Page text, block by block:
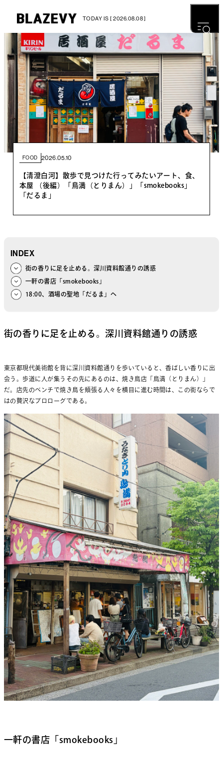
TODAY IS [ 2026.08.08 ]
FOOD 2026.05.10
【清澄白河】散歩で見つけた行ってみたいアート、食、
本屋 （後編）「鳥満（とりまん）」「smokebooks」
「だるま」
INDEX
街の香りに足を止める。深川資料館通りの誘惑
一軒の書店「smokebooks」
18:00、酒場の聖地「だるま」へ
街の香りに足を止める。深川資料館通りの誘惑
東京都現代美術館を背に深川資料館通りを歩いていると、香ばしい香りに出
会う。歩道に人が集うその先にあるのは、焼き鳥店「鳥満（とりまん）」
だ。店先のベンチで焼き鳥を頬張る人々を横目に進む時間は、この街ならで
はの贅沢なプロローグである。
一軒の書店「smokebooks」